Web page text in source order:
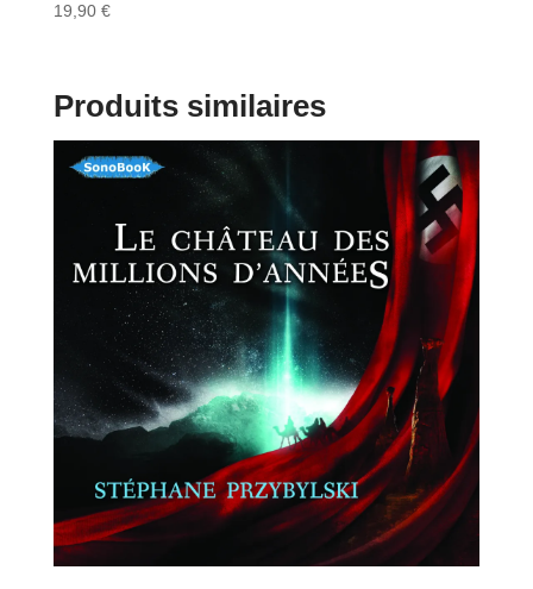
19,90 €
Produits similaires